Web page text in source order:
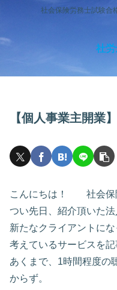
社会保険労務士試験合
社
【個人事業主開業
こんにちは！ 社会保
つい先日、紹介頂いた
新たなクライアントに
考えているサービスを記
あくまで、1時間程度の
からず。